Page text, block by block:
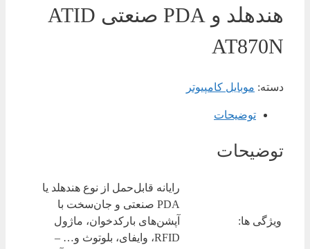
هندهلد و PDA صنعتی ATID
AT870N
دسته: موبایل کامپیوتر
توضیحات
توضیحات
ویژگی ها:
رایانه قابل‌حمل از نوع هندهلد یا
PDA صنعتی و جان‌سخت با
آپشن‌های بارکدخوان، ماژول
RFID، وایفای، بلوتوث و… –